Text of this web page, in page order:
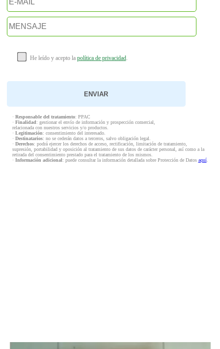
He leído y acepto la política de privacidad.
· Responsable del tratamiento: PPAC
· Finalidad: gestionar el envío de información y prospección comercial,
relacionada con nuestros servicios y/o productos.
· Legitimación: consentimiento del interesado.
· Destinatarios: no se cederán datos a terceros, salvo obligación legal.
· Derechos: podrá ejercer los derechos de acceso, rectificación, limitación de tratamiento,
supresión, portabilidad y oposición al tratamiento de sus datos de carácter personal, así como a la
retirada del consentimiento prestado para el tratamiento de los mismos.
· Información adicional: puede consultar la información detallada sobre Protección de Datos aquí.